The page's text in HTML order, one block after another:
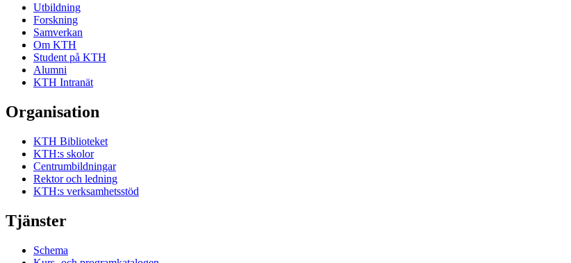
Utbildning
Forskning
Samverkan
Om KTH
Student på KTH
Alumni
KTH Intranät
Organisation
KTH Biblioteket
KTH:s skolor
Centrumbildningar
Rektor och ledning
KTH:s verksamhetsstöd
Tjänster
Schema